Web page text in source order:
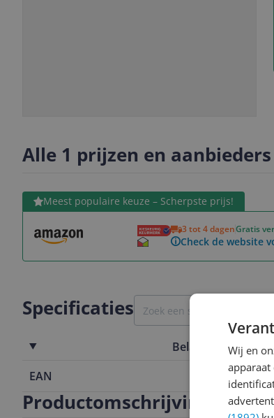
Alle 1 prijzen en aanbieders
Meest populaire keuze – Scherpste prijs!
3 tot 4 dagenGratis
Check de website
Bekijk product
Specificaties
Belangrijkste
EAN
Productomschrijving
Wij en
apparaat